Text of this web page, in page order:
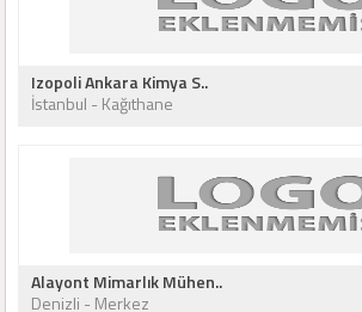
Izopoli Ankara Kimya S..
İstanbul - Kağıthane
Alayont Mimarlık Mühen..
Denizli - Merkez